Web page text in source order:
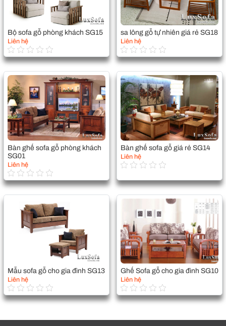
Bộ sofa gỗ phòng khách SG15
Liên hệ
sa lông gỗ tự nhiên giá rẻ SG18
Liên hệ
Bàn ghế sofa gỗ phòng khách
SG01
Liên hệ
Bàn ghế sofa gỗ giá rẻ SG14
Liên hệ
Mẫu sofa gỗ cho gia đình SG13
Liên hệ
Ghế Sofa gỗ cho gia đình SG10
Liên hệ